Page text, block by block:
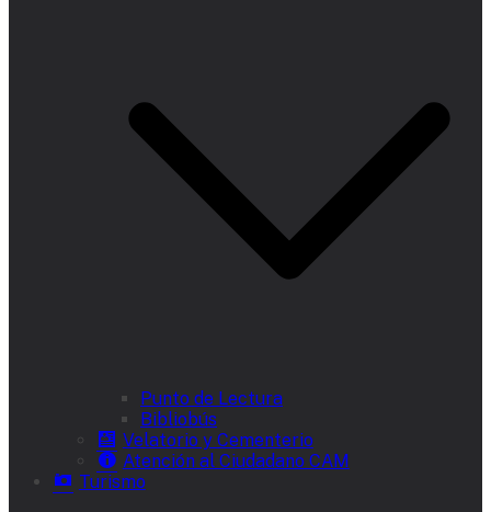
Punto de Lectura
Bibliobús
Velatorio y Cementerio
Atención al Ciudadano CAM
Turismo